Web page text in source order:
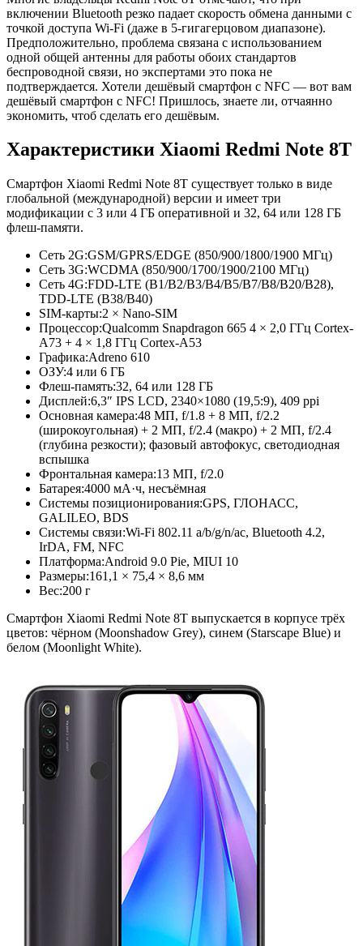
включении Bluetooth резко падает скорость обмена данными с
точкой доступа Wi-Fi (даже в 5-гигагерцовом диапазоне).
Предположительно, проблема связана с использованием
одной общей антенны для работы обоих стандартов
беспроводной связи, но экспертами это пока не
подтверждается. Хотели дешёвый смартфон с NFC — вот вам
дешёвый смартфон с NFC! Пришлось, знаете ли, отчаянно
экономить, чтоб сделать его дешёвым.
Характеристики Xiaomi Redmi Note 8T
Смартфон Xiaomi Redmi Note 8T существует только в виде
глобальной (международной) версии и имеет три
модификации с 3 или 4 ГБ оперативной и 32, 64 или 128 ГБ
флеш-памяти.
Сеть 2G:GSM/GPRS/EDGE (850/900/1800/1900 МГц)
Сеть 3G:WCDMA (850/900/1700/1900/2100 МГц)
Сеть 4G:FDD-LTE (B1/B2/B3/B4/B5/B7/B8/B20/B28),
TDD-LTE (B38/B40)
SIM-карты:2 × Nano-SIM
Процессор:Qualcomm Snapdragon 665 4 × 2,0 ГГц Cortex-
A73 + 4 × 1,8 ГГц Cortex-A53
Графика:Adreno 610
ОЗУ:4 или 6 ГБ
Флеш-память:32, 64 или 128 ГБ
Дисплей:6,3″ IPS LCD, 2340×1080 (19,5:9), 409 ppi
Основная камера:48 МП, f/1.8 + 8 МП, f/2.2
(широкоугольная) + 2 МП, f/2.4 (макро) + 2 МП, f/2.4
(глубина резкости); фазовый автофокус, светодиодная
вспышка
Фронтальная камера:13 МП, f/2.0
Батарея:4000 мА·ч, несъёмная
Системы позиционирования:GPS, ГЛОНАСС,
GALILEO, BDS
Системы связи:Wi-Fi 802.11 a/b/g/n/ac, Bluetooth 4.2,
IrDA, FM, NFC
Платформа:Android 9.0 Pie, MIUI 10
Размеры:161,1 × 75,4 × 8,6 мм
Вес:200 г
Смартфон Xiaomi Redmi Note 8T выпускается в корпусе трёх
цветов: чёрном (Moonshadow Grey), синем (Starscape Blue) и
белом (Moonlight White).